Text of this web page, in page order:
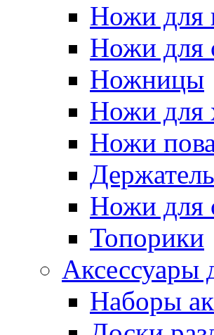
Ножи для
Ножи для
Ножницы
Ножи для
Ножи
Ножи для
Топорики
Аксессуары
Наборы